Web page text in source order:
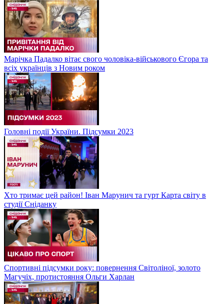
Марічка Падалко вітає свого чоловіка-військового Єгора та
всіх українців з Новим роком
Головні події України. Підсумки 2023
Хто тримає цей район! Іван Марунич та гурт Карта світу в
студії Сніданку
Спортивні підсумки року: повернення Світоліної, золото
Магучіх, протистояння Ольги Харлан